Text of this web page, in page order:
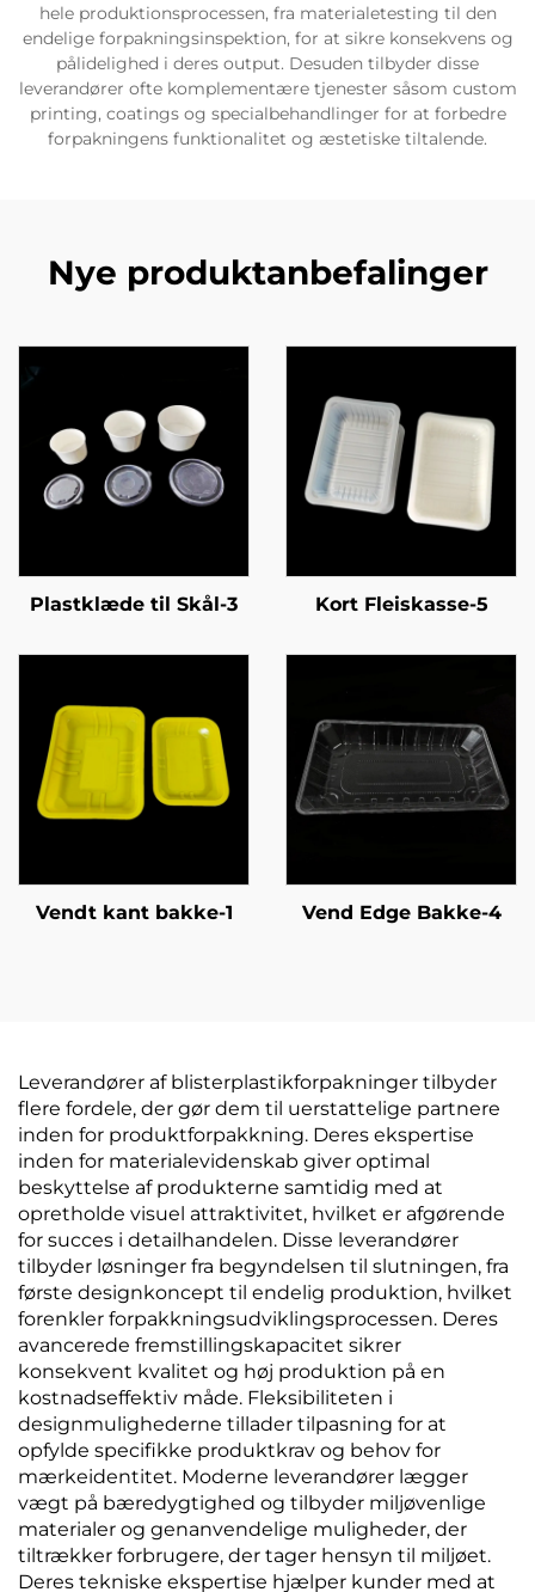
hele produktionsprocessen, fra materialetesting til den
endelige forpakningsinspektion, for at sikre konsekvens og
pålidelighed i deres output. Desuden tilbyder disse
leverandører ofte komplementære tjenester såsom custom
printing, coatings og specialbehandlinger for at forbedre
forpakningens funktionalitet og æstetiske tiltalende.
Nye produktanbefalinger
Plastklæde til Skål-3 Kort Fleiskasse-5
Vendt kant bakke-1 Vend Edge Bakke-4
Leverandører af blisterplastikforpakninger tilbyder
flere fordele, der gør dem til uerstattelige partnere
inden for produktforpakkning. Deres ekspertise
inden for materialevidenskab giver optimal
beskyttelse af produkterne samtidig med at
opretholde visuel attraktivitet, hvilket er afgørende
for succes i detailhandelen. Disse leverandører
tilbyder løsninger fra begyndelsen til slutningen, fra
første designkoncept til endelig produktion, hvilket
forenkler forpakkningsudviklingsprocessen. Deres
avancerede fremstillingskapacitet sikrer
konsekvent kvalitet og høj produktion på en
kostnadseffektiv måde. Fleksibiliteten i
designmulighederne tillader tilpasning for at
opfylde specifikke produktkrav og behov for
mærkeidentitet. Moderne leverandører lægger
vægt på bæredygtighed og tilbyder miljøvenlige
materialer og genanvendelige muligheder, der
tiltrækker forbrugere, der tager hensyn til miljøet.
Deres tekniske ekspertise hjælper kunder med at